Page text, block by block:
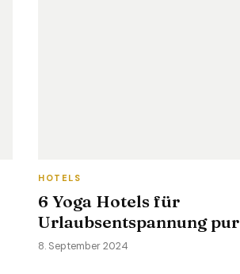
HOTELS
6 Yoga Hotels für
Urlaubsentspannung pur
8. September 2024